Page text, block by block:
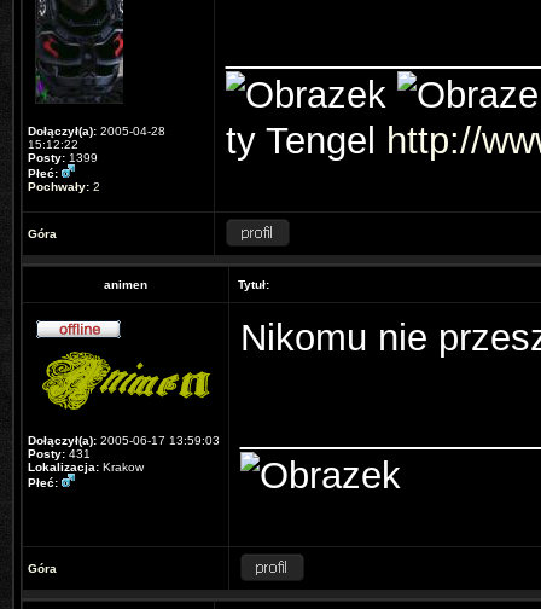
Dołączył(a): 2005-04-28
15:12:22
Posty: 1399
Płeć:
Pochwały: 2
ty Tengel http://
Góra
animen Tytuł:
Dołączył(a): 2005-06-17 13:59:03
Posty: 431
Lokalizacja: Krakow
Płeć:
Nikomu nie
Góra